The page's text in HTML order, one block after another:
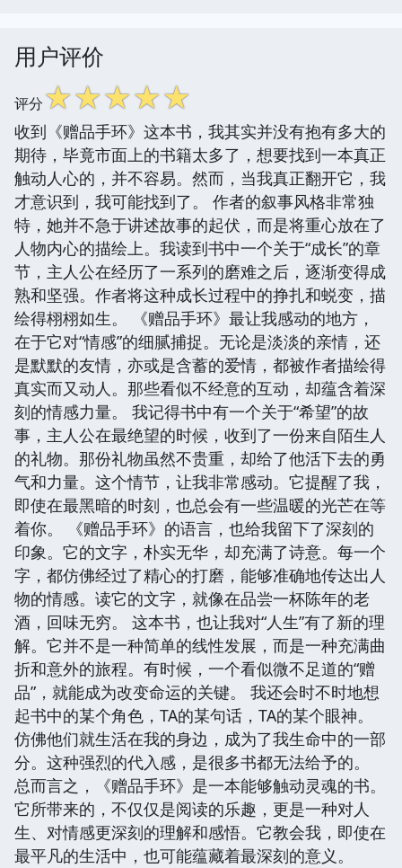
用户评价
评分☆☆☆☆☆
收到《赠品手环》这本书，我其实并没有抱有多大的
期待，毕竟市面上的书籍太多了，想要找到一本真正
触动人心的，并不容易。然而，当我真正翻开它，我
才意识到，我可能找到了。 作者的叙事风格非常独
特，她并不急于讲述故事的起伏，而是将重心放在了
人物内心的描绘上。我读到书中一个关于“成长”的章
节，主人公在经历了一系列的磨难之后，逐渐变得成
熟和坚强。作者将这种成长过程中的挣扎和蜕变，描
绘得栩栩如生。 《赠品手环》最让我感动的地方，
在于它对“情感”的细腻捕捉。无论是淡淡的亲情，还
是默默的友情，亦或是含蓄的爱情，都被作者描绘得
真实而又动人。那些看似不经意的互动，却蕴含着深
刻的情感力量。 我记得书中有一个关于“希望”的故
事，主人公在最绝望的时候，收到了一份来自陌生人
的礼物。那份礼物虽然不贵重，却给了他活下去的勇
气和力量。这个情节，让我非常感动。它提醒了我，
即使在最黑暗的时刻，也总会有一些温暖的光芒在等
着你。 《赠品手环》的语言，也给我留下了深刻的
印象。它的文字，朴实无华，却充满了诗意。每一个
字，都仿佛经过了精心的打磨，能够准确地传达出人
物的情感。读它的文字，就像在品尝一杯陈年的老
酒，回味无穷。 这本书，也让我对“人生”有了新的理
解。它并不是一种简单的线性发展，而是一种充满曲
折和意外的旅程。有时候，一个看似微不足道的“赠
品”，就能成为改变命运的关键。 我还会时不时地想
起书中的某个角色，TA的某句话，TA的某个眼神。
仿佛他们就生活在我的身边，成为了我生命中的一部
分。这种强烈的代入感，是很多书都无法给予的。
总而言之，《赠品手环》是一本能够触动灵魂的书。
它所带来的，不仅仅是阅读的乐趣，更是一种对人
生、对情感更深刻的理解和感悟。它教会我，即使在
最平凡的生活中，也可能蕴藏着最深刻的意义。